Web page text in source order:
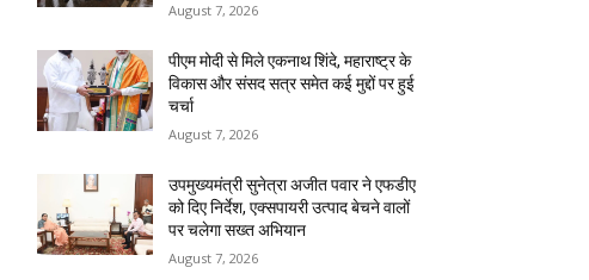
August 7, 2026
पीएम मोदी से मिले एकनाथ शिंदे, महाराष्ट्र के
विकास और संसद सत्र समेत कई मुद्दों पर हुई
चर्चा
August 7, 2026
उपमुख्यमंत्री सुनेत्रा अजीत पवार ने एफडीए
को दिए निर्देश, एक्सपायरी उत्पाद बेचने वालों
पर चलेगा सख्त अभियान
August 7, 2026